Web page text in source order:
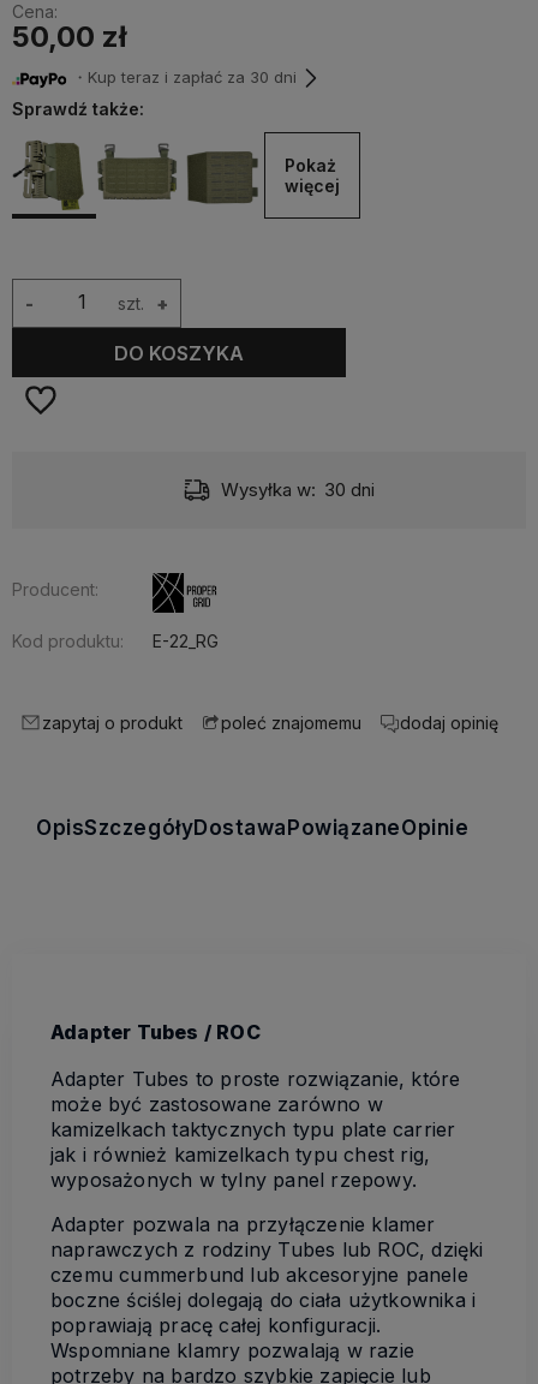
Cena:
50,00 zł
・Kup teraz i zapłać za 30 dni
Sprawdź także:
Pokaż
więcej
szt. +
-
DO KOSZYKA
Wysyłka w: 30 dni
Producent:
Kod produktu: E-22_RG
zapytaj o produkt poleć znajomemu dodaj opinię
OpisSzczegółyDostawaPowiązaneOpinie
Adapter Tubes / ROC
Adapter Tubes to proste rozwiązanie, które
może być zastosowane zarówno w
kamizelkach taktycznych typu plate carrier
jak i również kamizelkach typu chest rig,
wyposażonych w tylny panel rzepowy.
Adapter pozwala na przyłączenie klamer
naprawczych z rodziny Tubes lub ROC, dzięki
czemu cummerbund lub akcesoryjne panele
boczne ściślej dolegają do ciała użytkownika i
poprawiają pracę całej konfiguracji.
Wspomniane klamry pozwalają w razie
potrzeby na bardzo szybkie zapięcie lub